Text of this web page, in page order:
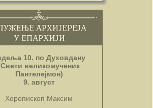
10. по Духовдану
великомученик
Пантелејмон)
9. август
Хорепископ Максим